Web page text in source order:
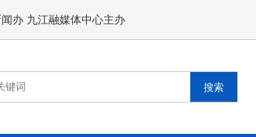
办 九江融媒体中心主办